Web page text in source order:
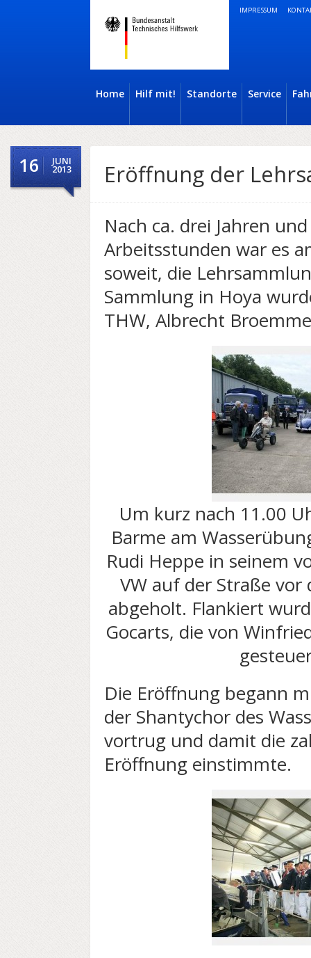
IMPRESSUM
Home Hilf mit! Standorte Service
16 JUNI
2013 Eröffnung der
Nach ca. drei Jahren
Arbeitsstunden war es
soweit, die
Sammlung in Hoya
THW, Albrecht
Um kurz nach 11.00
Barme am
Rudi Heppe in seinem
VW auf der Straße
abgeholt. Flankiert
Gocarts, die von
Die Eröffnung begann
der Shantychor des
vortrug und damit die
Eröffnung einstimmte.